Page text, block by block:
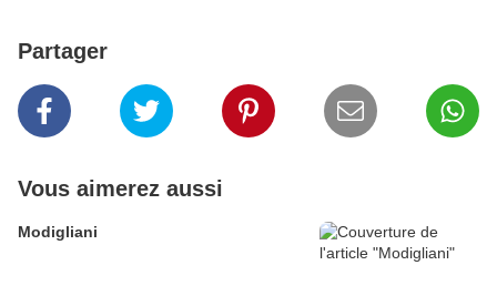
Partager
Vous aimerez aussi
Modigliani